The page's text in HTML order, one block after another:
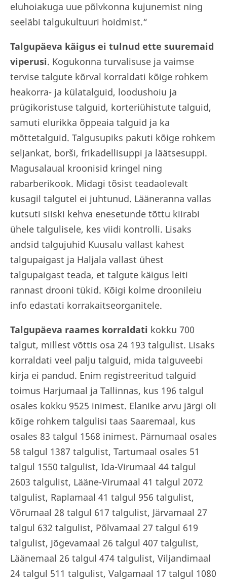
eluhoiakuga uue põlvkonna kujunemist ning
seeläbi talgukultuuri hoidmist.“
Talgupäeva käigus ei tulnud ette suuremaid
viperusi. Kogukonna turvalisuse ja vaimse
tervise talgute kõrval korraldati kõige rohkem
heakorra- ja külatalguid, loodushoiu ja
prügikoristuse talguid, korteriühistute talguid,
samuti elurikka õppeaia talguid ja ka
mõttetalguid. Talgusupiks pakuti kõige rohkem
seljankat, borši, frikadellisuppi ja läätsesuppi.
Magusalaual kroonisid kringel ning
rabarberikook. Midagi tõsist teadaolevalt
kusagil talgutel ei juhtunud. Lääneranna vallas
kutsuti siiski kehva enesetunde tõttu kiirabi
ühele talgulisele, kes viidi kontrolli. Lisaks
andsid talgujuhid Kuusalu vallast kahest
talgupaigast ja Haljala vallast ühest
talgupaigast teada, et talgute käigus leiti
rannast drooni tükid. Kõigi kolme droonileiu
info edastati korrakaitseorganitele.
Talgupäeva raames korraldati kokku 700
talgut, millest võttis osa 24 193 talgulist. Lisaks
korraldati veel palju talguid, mida talguveebi
kirja ei pandud. Enim registreeritud talguid
toimus Harjumaal ja Tallinnas, kus 196 talgul
osales kokku 9525 inimest. Elanike arvu järgi oli
kõige rohkem talgulisi taas Saaremaal, kus
osales 83 talgul 1568 inimest. Pärnumaal osales
58 talgul 1387 talgulist, Tartumaal osales 51
talgul 1550 talgulist, Ida-Virumaal 44 talgul
2603 talgulist, Lääne-Virumaal 41 talgul 2072
talgulist, Raplamaal 41 talgul 956 talgulist,
Võrumaal 28 talgul 617 talgulist, Järvamaal 27
talgul 632 talgulist, Põlvamaal 27 talgul 619
talgulist, Jõgevamaal 26 talgul 407 talgulist,
Läänemaal 26 talgul 474 talgulist, Viljandimaal
24 talgul 511 talgulist, Valgamaal 17 talgul 1080